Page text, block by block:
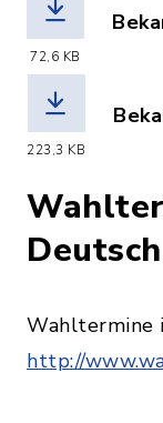
72,6 KB
223,3 KB
Wahltermine
http://